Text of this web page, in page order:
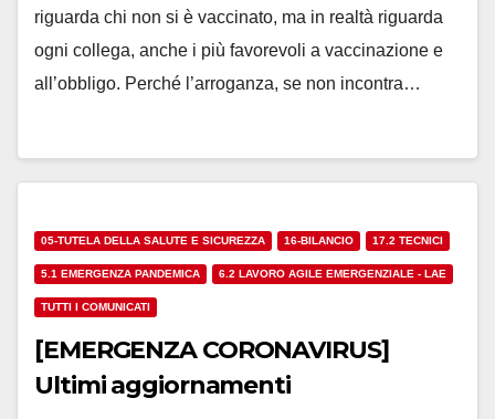
riguarda chi non si è vaccinato, ma in realtà riguarda
ogni collega, anche i più favorevoli a vaccinazione e
all’obbligo. Perché l’arroganza, se non incontra…
05-TUTELA DELLA SALUTE E SICUREZZA 16-BILANCIO 17.2 TECNICI
5.1 EMERGENZA PANDEMICA 6.2 LAVORO AGILE EMERGENZIALE - LAE
TUTTI I COMUNICATI
[EMERGENZA CORONAVIRUS]
Ultimi aggiornamenti